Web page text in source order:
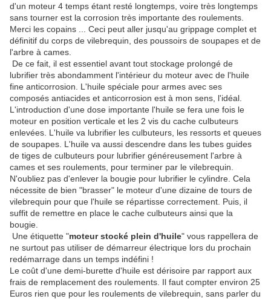
d'un moteur 4 temps étant resté longtemps, voire très longtemps
sans tourner est la corrosion très importante des roulements.
Merci les copains ... Ceci peut aller jusqu'au grippage complet et
définitif du corps de vilebrequin, des poussoirs de soupapes et de
l'arbre à cames.
De ce fait, il est essentiel avant tout stockage prolongé de
lubrifier très abondamment l'intérieur du moteur avec de l'huile
fine anticorrosion. L'huile spéciale pour armes avec ses
composés antiacides et anticorrosion est à mon sens, l'idéal.
L'introduction d'une dose importante l'huile se fera une fois le
moteur en position verticale et les 2 vis du cache culbuteurs
enlevées. L'huile va lubrifier les culbuteurs, les ressorts et queues
de soupapes. L'huile va aussi descendre dans les tubes guides
de tiges de culbuteurs pour lubrifier généreusement l'arbre à
cames et ses roulements, pour terminer par le vilebrequin.
N'oubliez pas d'enlever la bougie pour lubrifier le cylindre. Cela
nécessite de bien "brasser" le moteur d'une dizaine de tours de
vilebrequin pour que l'huile se répartisse correctement. Puis, il
suffit de remettre en place le cache culbuteurs ainsi que la
bougie.
Une étiquette "moteur stocké plein d'huile" vous rappellera de
ne surtout pas utiliser de démarreur électrique lors du prochain
redémarrage dans un temps indéfini !
Le coût d'une demi-burette d'huile est dérisoire par rapport aux
frais de remplacement des roulements. Il faut compter environ 25
Euros rien que pour les roulements de vilebrequin, sans parler du